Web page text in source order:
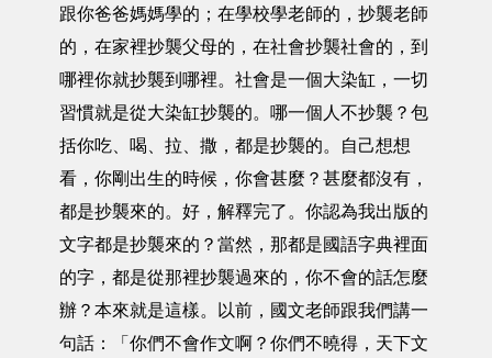
跟你爸爸媽媽學的；在學校學老師的，抄襲老師
的，在家裡抄襲父母的，在社會抄襲社會的，到
哪裡你就抄襲到哪裡。社會是一個大染缸，一切
習慣就是從大染缸抄襲的。哪一個人不抄襲？包
括你吃、喝、拉、撒，都是抄襲的。自己想想
看，你剛出生的時候，你會甚麼？甚麼都沒有，
都是抄襲來的。好，解釋完了。你認為我出版的
文字都是抄襲來的？當然，那都是國語字典裡面
的字，都是從那裡抄襲過來的，你不會的話怎麼
辦？本來就是這樣。以前，國文老師跟我們講一
句話：「你們不會作文啊？你們不曉得，天下文